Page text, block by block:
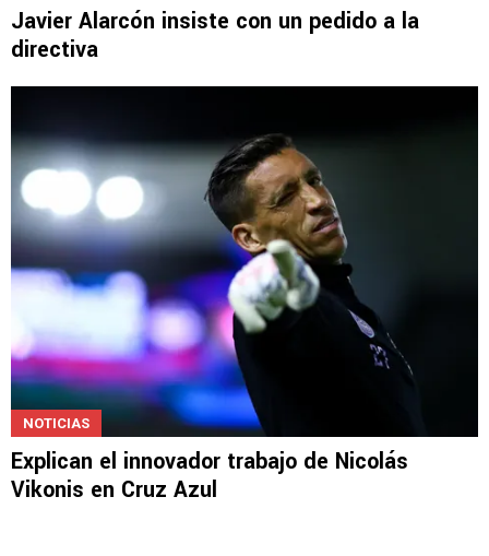
Javier Alarcón insiste con un pedido a la
directiva
NOTICIAS
Explican el innovador trabajo de Nicolás
Vikonis en Cruz Azul